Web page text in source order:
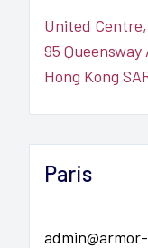
United
95
Hong Kong
Paris